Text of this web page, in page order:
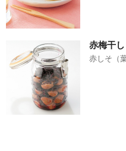
赤梅干し
赤しそ（